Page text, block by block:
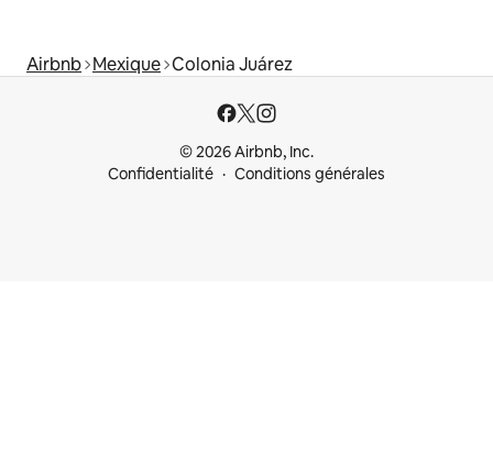
Airbnb Mexique Colonia Juárez
© 2026 Airbnb, Inc.
Confidentialité
Conditions générales